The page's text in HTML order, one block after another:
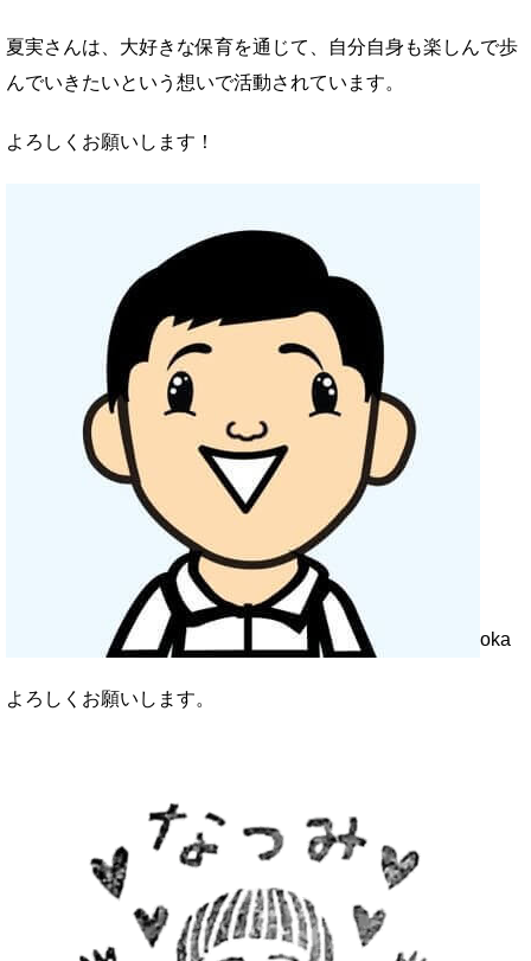
夏実さんは、大好きな保育を通じて、自分自身も楽しんで歩
んでいきたいという想いで活動されています。
よろしくお願いします！
oka
よろしくお願いします。